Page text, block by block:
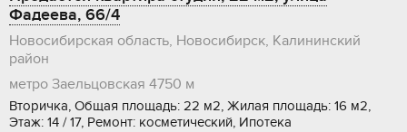
Фадеева, 66/4
Новосибирская область, Новосибирск, Калининский
район
метро Заельцовская 4750 м
Вторичка, Общая площадь: 22 м2, Жилая площадь: 16 м2,
Этаж: 14 / 17, Ремонт: косметический, Ипотека